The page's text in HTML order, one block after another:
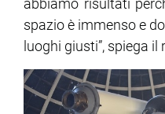
abbiamo risultati
spazio è immenso e
luoghi giusti”, spiega il